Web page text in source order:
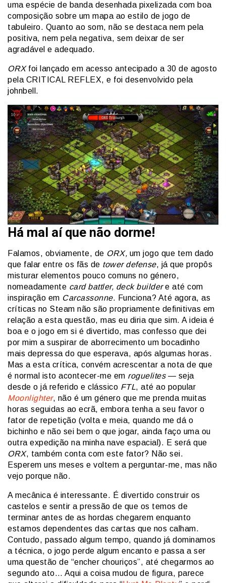
uma espécie de banda desenhada pixelizada com boa
composição sobre um mapa ao estilo de jogo de
tabuleiro. Quanto ao som, não se destaca nem pela
positiva, nem pela negativa, sem deixar de ser
agradável e adequado.
ORXfoi lançado em acesso antecipado a 30 de agosto
pela CRITICAL REFLEX, e foi desenvolvido pela
johnbell.
Há mal aí que não dorme!
Falamos, obviamente, de ORX, um jogo que tem dado
que falar entre os fãs de tower defense, já que propôs
misturar elementos pouco comuns no género,
nomeadamente card battler, deck buildere até com
inspiração em Carcassonne. Funciona? Até agora, as
críticas no Steam não são propriamente definitivas em
relação a esta questão, mas eu diria que sim. A ideia é
boa e o jogo em si é divertido, mas confesso que dei
por mim a suspirar de aborrecimento um bocadinho
mais depressa do que esperava, após algumas horas.
Mas a esta crítica, convém acrescentar a nota de que
é normal isto acontecer-me em roguelites— seja
desde o já referido e clássico FTL, até ao popular
Moonlighter, não é um género que me prenda muitas
horas seguidas ao ecrã, embora tenha a seu favor o
fator de repetição (volta e meia, quando me dá o
bichinho e não sei bem o que jogar, ainda faço uma ou
outra expedição na minha nave espacial). E será que
ORX, também conta com este fator? Não sei.
Esperem uns meses e voltem a perguntar-me, mas não
vejo porque não.
A mecânica é interessante. É divertido construir os
castelos e sentir a pressão de que os temos de
terminar antes de as hordas chegarem enquanto
estamos dependentes das cartas que nos calham.
Contudo, passado algum tempo, quando já dominamos
a técnica, o jogo perde algum encanto e passa a ser
uma questão de “encher chouriços”, até chegarmos ao
segundo ato… Aqui a coisa mudou de figura, parece